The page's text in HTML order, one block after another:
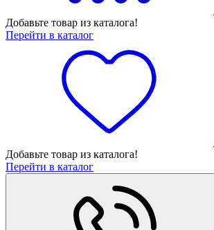
Добавьте товар из каталога!
Перейти в каталог
Добавьте товар из каталога!
Перейти в каталог